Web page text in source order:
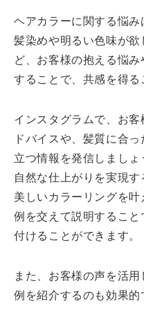
ヘアカラーに関する悩
髪染めや明るい色味が
ど、お客様の抱える悩
することで、共感を得る
インスタグラムで、お
ドバイスや、髪質に合
立つ情報を発信しまし
自然な仕上がりを実現
美しいカラーリングを
例を交えて説明するこ
付けることができます。
また、お客様の声を活
例を紹介するのも効果的